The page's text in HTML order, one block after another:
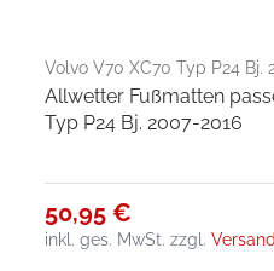
Volvo V70 XC70 Typ P24 Bj.
Allwetter Fußmatten
Typ P24 Bj. 2007-2016
50,95 €
inkl. ges. MwSt. zzgl.